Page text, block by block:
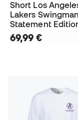
Short Los
Lakers Swingman
Statement
69,99 €